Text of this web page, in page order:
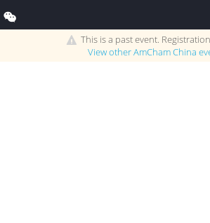
This is a past event.
View otherAmCham China